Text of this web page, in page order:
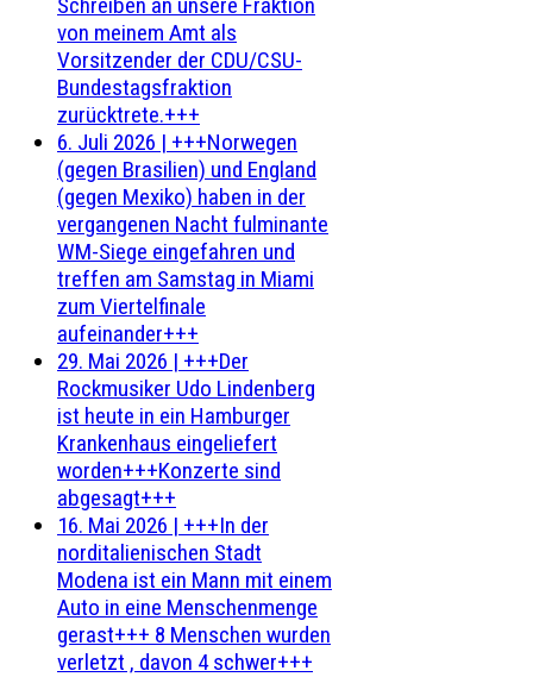
von meinem Amt als
Vorsitzender der CDU/CSU-
Bundestagsfraktion
zurücktrete.+++
6. Juli 2026 | +++Norwegen
(gegen Brasilien) und England
(gegen Mexiko) haben in der
vergangenen Nacht fulminante
WM-Siege eingefahren und
treffen am Samstag in Miami
zum Viertelfinale
aufeinander+++
29. Mai 2026 | +++Der
Rockmusiker Udo Lindenberg
ist heute in ein Hamburger
Krankenhaus eingeliefert
worden+++Konzerte sind
abgesagt+++
16. Mai 2026 | +++In der
norditalienischen Stadt
Modena ist ein Mann mit einem
Auto in eine Menschenmenge
gerast+++ 8 Menschen wurden
verletzt , davon 4 schwer+++